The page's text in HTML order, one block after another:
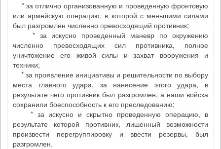
* за отлично организованную и проведенную фронтовую
или армейскую операцию, в которой с меньшими силами
был разгромлен численно превосходящий противник;
* за искусно проведенный маневр по окружению
численно превосходящих сил противника, полное
уничтожение его живой силы и захват вооружения и
техники;
* за проявление инициативы и решительности по выбору
места главного удара, за нанесение этого удара, в
результате чего противник был разгромлен, а наши войска
сохранили боеспособность к его преследованию;
* за искусно и скрытно проведенную операцию, в
результате которой противник, лишенный возможности
произвести перегруппировку и ввести резервы, был
разгромлен.